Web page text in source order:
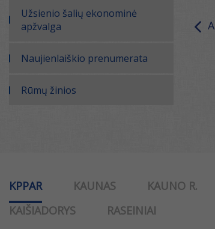
Užsienio šalių ekonominė
apžvalga
Naujienlaiškio prenumerata
Rūmų žinios
KPPAR KAUNAS KAUNO R.
KAIŠIADORYS
RASEINIAI